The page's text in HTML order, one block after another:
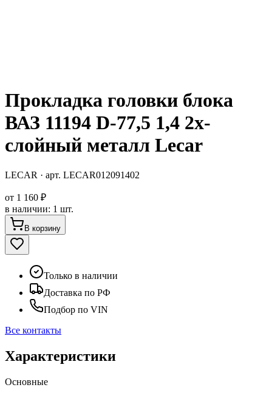
Прокладка головки блока
ВАЗ 11194 D-77,5 1,4 2х-
слойный металл Lecar
LECAR · арт. LECAR012091402
от 1 160 ₽
в наличии: 1 шт.
В корзину
Только в наличии
Доставка по РФ
Подбор по VIN
Все контакты
Характеристики
Основные